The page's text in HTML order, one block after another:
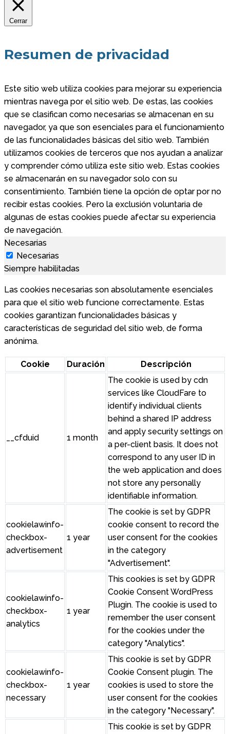
Cerrar
Resumen de privacidad
Este sitio web utiliza cookies para mejorar su experiencia
mientras navega por el sitio web. De estas, las cookies
que se clasifican como necesarias se almacenan en su
navegador, ya que son esenciales para el funcionamiento
de las funcionalidades básicas del sitio web. También
utilizamos cookies de terceros que nos ayudan a analizar
y comprender cómo utiliza este sitio web. Estas cookies
se almacenarán en su navegador solo con su
consentimiento. También tiene la opción de optar por no
recibir estas cookies. Pero la exclusión voluntaria de
algunas de estas cookies puede afectar su experiencia
de navegación.
Necesarias
Necesarias
Siempre habilitadas
Las cookies necesarias son absolutamente esenciales
para que el sitio web funcione correctamente. Estas
cookies garantizan funcionalidades básicas y
características de seguridad del sitio web, de forma
anónima.
Cookie Duración Descripción
__cfduid 1 month
The cookie is used by cdn
services like CloudFare to
identify individual clients
behind a shared IP address
and apply security settings on
a per-client basis. It does not
correspond to any user ID in
the web application and does
not store any personally
identifiable information.
cookielawinfo-
checkbox-
advertisement
1 year
The cookie is set by GDPR
cookie consent to record the
user consent for the cookies
in the category
"Advertisement".
cookielawinfo-
checkbox-
analytics
1 year
This cookies is set by GDPR
Cookie Consent WordPress
Plugin. The cookie is used to
remember the user consent
for the cookies under the
category "Analytics".
cookielawinfo-
checkbox-
necessary
1 year
This cookie is set by GDPR
Cookie Consent plugin. The
cookies is used to store the
user consent for the cookies
in the category "Necessary".
This cookie is set by GDPR